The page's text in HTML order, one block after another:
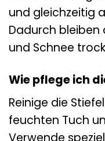
und gleichzeitig
Dadurch bleiben
und Schnee
Wie pflege ich
Reinige die
feuchten Tuch